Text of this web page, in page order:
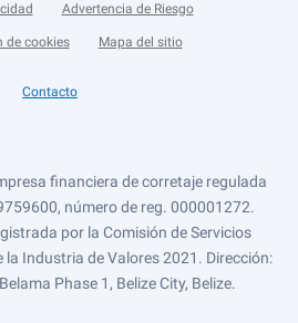
Advertencia de Riesgo
de cookies Mapa del sitio
Contacto
financiera de corretaje regulada
número de reg. 000001272.
por la Comisión de Servicios
la Industria de Valores 2021. Dirección:
Phase 1, Belize City, Belize.